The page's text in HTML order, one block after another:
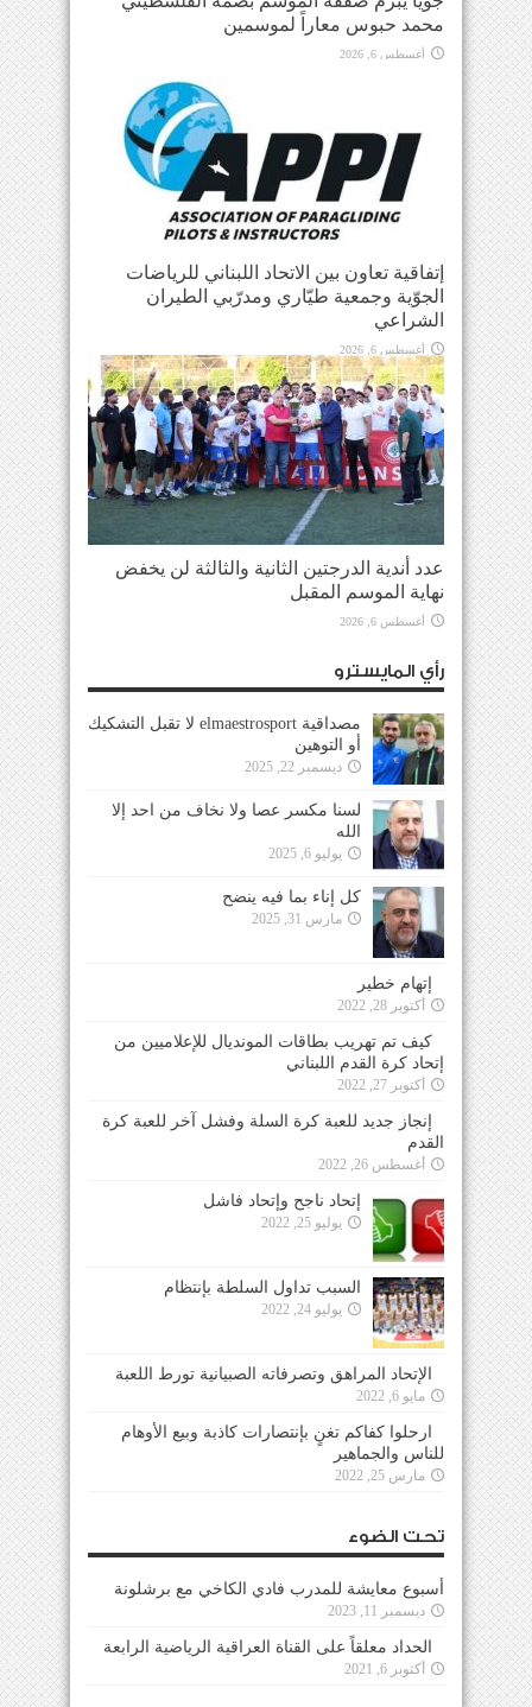
محمد حبوس معاراً لموسمين
أغسطس 6, 2026
إتفاقية تعاون بين الاتحاد اللبناني للرياضات
الجوّية وجمعية طيّاري ومدرّبي الطيران
الشراعي
أغسطس 6, 2026
عدد أندية الدرجتين الثانية والثالثة لن يخفض
نهاية الموسم المقبل
أغسطس 6, 2026
رأي المايسترو
مصداقية elmaestrosport لا تقبل التشكيك
أو التوهين
ديسمبر 22, 2025
لسنا مكسر عصا ولا نخاف من احد إلا
الله
يوليو 6, 2025
كل إناء بما فيه ينضح
مارس 31, 2025
إتهام خطير
أكتوبر 28, 2022
كيف تم تهريب بطاقات المونديال للإعلاميين من
إتحاد كرة القدم اللبناني
أكتوبر 27, 2022
إنجاز جديد للعبة كرة السلة وفشل آخر للعبة كرة
القدم
أغسطس 26, 2022
إتحاد ناجح وإتحاد فاشل
يوليو 25, 2022
السبب تداول السلطة بإنتظام
يوليو 24, 2022
الإتحاد المراهق وتصرفاته الصبيانية تورط اللعبة
مايو 6, 2022
ارحلوا كفاكم تغنٍ بإنتصارات كاذبة وبيع الأوهام
للناس والجماهير
مارس 25, 2022
تحت الضوء
أسبوع معايشة للمدرب فادي الكاخي مع برشلونة
ديسمبر 11, 2023
الحداد معلقاً على القناة العراقية الرياضية الرابعة
أكتوبر 6, 2021